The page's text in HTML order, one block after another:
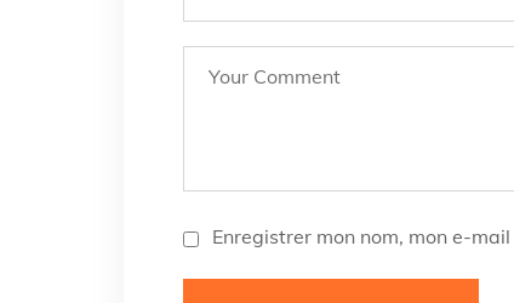
Enregistrer mon nom, mon e-